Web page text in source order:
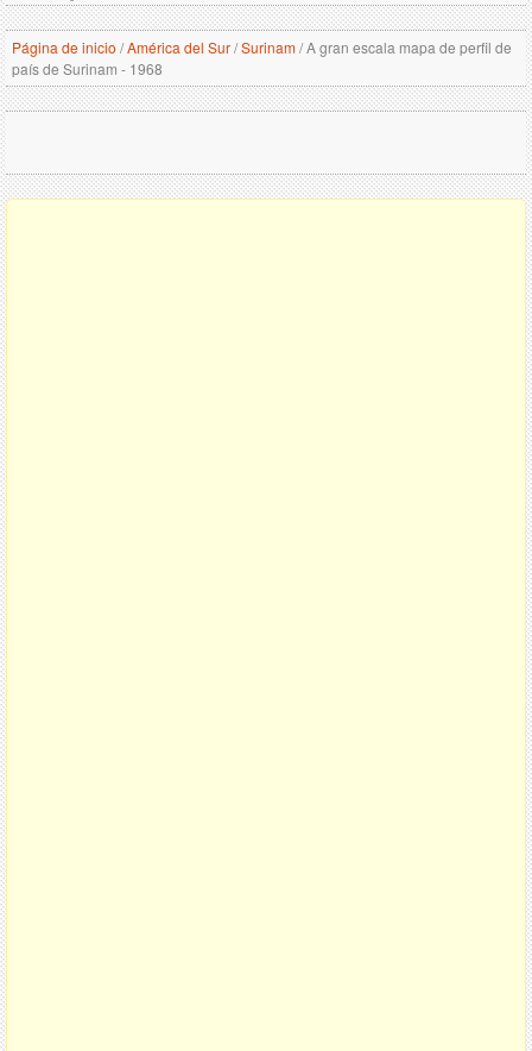
Página de inicio /América del Sur/Surinam/A gran escala mapa de perfil de
país de Surinam - 1968